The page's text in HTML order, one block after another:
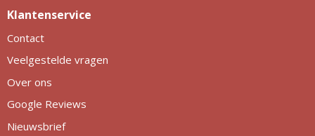
Klantenservice
Contact
Veelgestelde vragen
Over ons
Google Reviews
Nieuwsbrief